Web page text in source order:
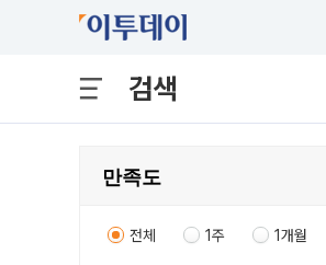
검색
전체 1주 1개월